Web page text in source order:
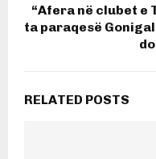
“Afera në clubet e
ta paraqesë
RELATED POSTS